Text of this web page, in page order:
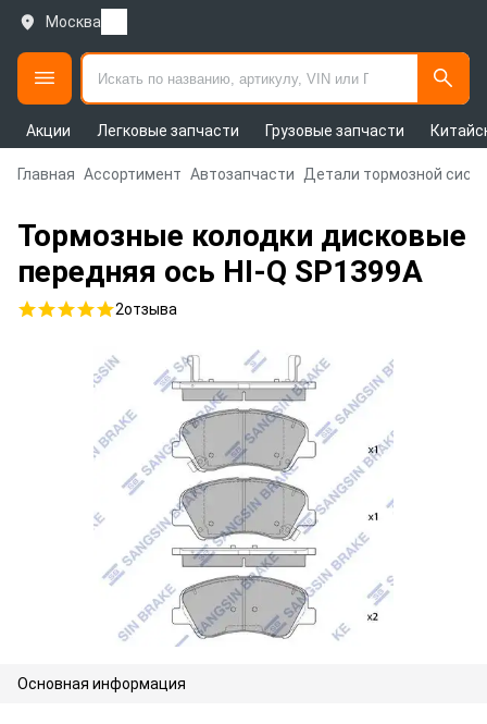
Москва
Акции Легковые запчасти Грузовые запчасти
Главная Ассортимент Автозапчасти Детали тормозной
Тормозные колодки дисковые
передняя ось HI-Q SP1399A
2отзыва
Основная информация